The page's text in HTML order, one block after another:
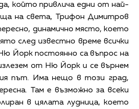
който привлича едни от най-
на света, Трифон Димитров
динамично място, което
след известно време всички
Йорк постоянно са въпрос на
от Ню Йорк и се върнем
път. Има нещо в този град,
Там е възможно за всеки
в цялата лудница, което